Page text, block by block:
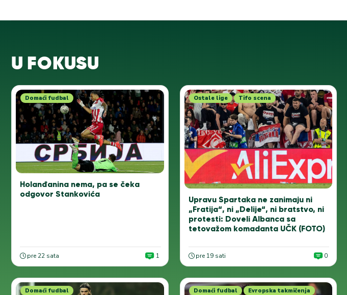
U FOKUSU
Domaći fudbal
Holanđanina nema, pa se čeka
odgovor Stankovića
pre 22 sata 1
Ostale lige Tifo scena
Upravu Spartaka ne zanimaju ni
„Fratija“, ni „Delije“, ni bratstvo, ni
protesti: Doveli Albanca sa
tetovažom komadanta UČK (FOTO)
pre 19 sati 0
Domaći fudbal Domaći fudbal Evropska takmičenja